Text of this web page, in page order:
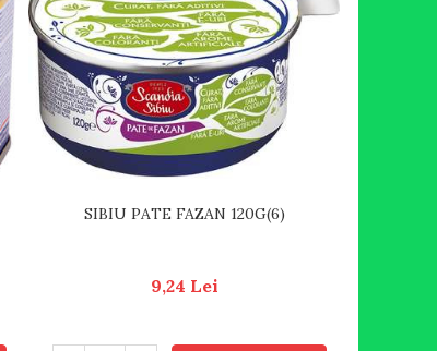
SIBIU PATE FAZAN 120G(6)
9,24 Lei